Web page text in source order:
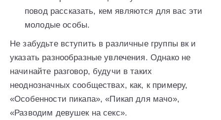
повод рассказать, кем являются для вас эти
молодые особы.
Не забудьте вступить в различные группы вк и
указать разнообразные увлечения. Однако не
начинайте разговор, будучи в таких
неоднозначных сообществах, как, к примеру,
«Особенности пикапа», «Пикап для мачо»,
«Разводим девушек на секс».